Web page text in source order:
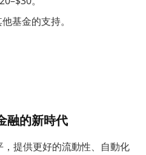
基金的支持。
融的新時代
提供更好的流動性、自動化